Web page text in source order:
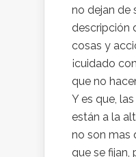
no dejan de
descripción
cosas y
¡cuidado
que no
Y es que,
están a la
no son mas
que se fijan,